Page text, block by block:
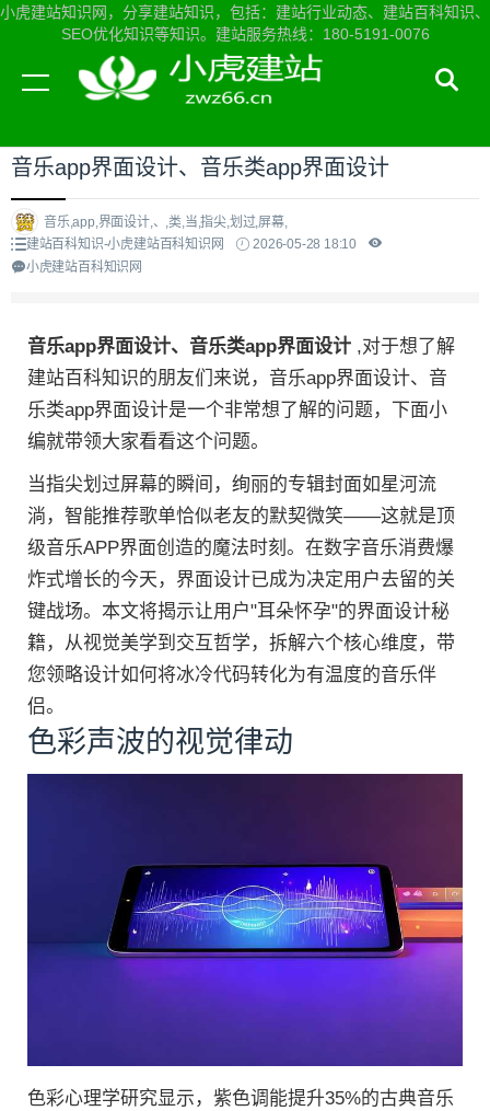
小虎建站知识网，分享建站知识，包括：建站行业动态、建站百科知识、
SEO优化知识等知识。建站服务热线：180-5191-0076
当前位置：小虎建站知识网首页>建站百科知识
音乐app界面设计、音乐类app界面设计
音乐,app,界面设计,、,类,当,指尖,划过,屏幕,
建站百科知识-小虎建站百科知识网
2026-05-28 18:10
小虎建站百科知识网
音乐app界面设计、音乐类app界面设计 ,对于想了解
建站百科知识的朋友们来说，音乐app界面设计、音
乐类app界面设计是一个非常想了解的问题，下面小
编就带领大家看看这个问题。
当指尖划过屏幕的瞬间，绚丽的专辑封面如星河流
淌，智能推荐歌单恰似老友的默契微笑——这就是顶
级音乐APP界面创造的魔法时刻。在数字音乐消费爆
炸式增长的今天，界面设计已成为决定用户去留的关
键战场。本文将揭示让用户"耳朵怀孕"的界面设计秘
籍，从视觉美学到交互哲学，拆解六个核心维度，带
您领略设计如何将冰冷代码转化为有温度的音乐伴
侣。
色彩声波的视觉律动
色彩心理学研究显示，紫色调能提升35%的古典音乐